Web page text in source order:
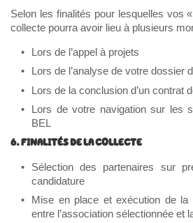
Selon les finalités pour lesquelles vos
collecte pourra avoir lieu à plusieurs
Lors de l’appel à projets
Lors de l’analyse de votre dossier
Lors de la conclusion d’un contrat
Lors de votre navigation sur les
BEL
6. FINALITÉS DE LA COLLECTE
Sélection des partenaires sur
candidature
Mise en place et exécution de la
entre l’association sélectionnée et